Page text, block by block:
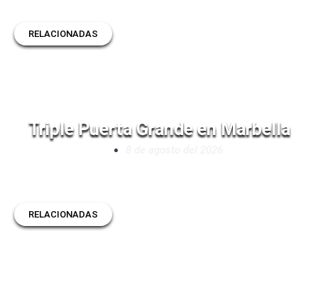
RELACIONADAS
Triple Puerta Grande en Marbella
RELACIONADAS